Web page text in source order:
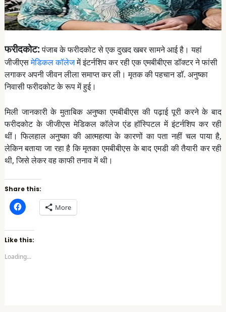
फरीदकोट:पंजाब के फरीदकोट से एक दुखद खबर सामने आई है। यहां
जीजीएसमेडिकल कॉलेजमें इंटर्नशिप कर रही एक एमबीबीएस डॉक्टर ने फांसी
लगाकर अपनी जीवन लीला समाप्त कर ली। मृतक की पहचान डॉ. अनुष्का
निवासी फरीदकोट के रूप में हुई।
मिली जानकारी के मुताबिक अनुष्का एमबीबीएस की पढ़ाई पूरी करने के बाद
फरीदकोट के जीजीएस मेडिकल कॉलेज एंड हॉस्पिटल में इंटर्नशिप कर रही
थीं। फिलहाल अनुष्का की आत्महत्या के कारणों का पता नहीं चल पाया है,
लेकिन बताया जा रहा है कि मृतका एमबीबीएस के बाद एमडी की तैयारी कर रही
थी, जिसे लेकर वह काफी तनाव में थी।
Share this:
C
l
k
t
o
h
More
Like this:
Loading...